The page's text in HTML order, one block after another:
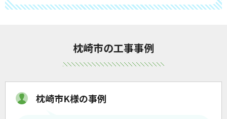
枕崎市の工事事例
枕崎市K様の事例